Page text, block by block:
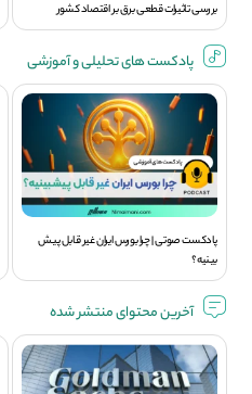
بررسی تاثیرات قطعی برق بر اقتصاد کشور
پادکست های تحلیلی و آموزشی
پادکست صوتی | چرا بورس ایران غیر قابل پیش
بینیه؟
آخرین محتوای منتشر شده